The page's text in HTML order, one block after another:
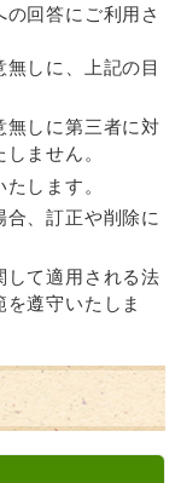
回答にご利用さ
しに、上記の目
しに第三者に対
ません。
します。
、訂正や削除に
して適用される法
遵守いたしま